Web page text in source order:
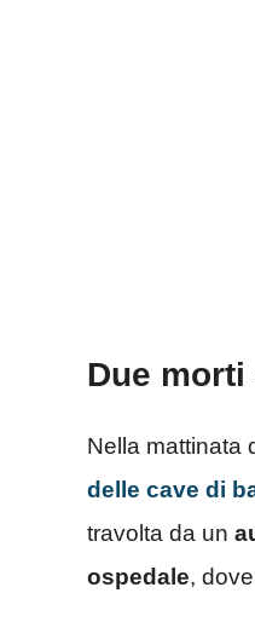
Due
Nella mattinata
delle cave di
travolta da un
ospedale,